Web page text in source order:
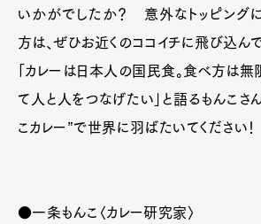
いかがでしたか？ 意外なトッピング
方は、ぜひお近くのココイチに飛び込んで
「カレーは日本人の国民食。食べ方は無
て人と人をつなげたい」と語るもんこさ
こカレー”で世界に羽ばたいてください！
●一条もんこ〈カレー研究家〉